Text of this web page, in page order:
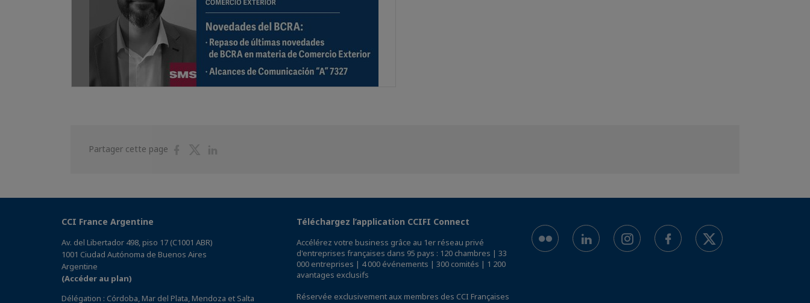
Partager cette page
PartagerPartager
CCI France Argentine
Av. del Libertador 498, piso 17 (C1001 ABR)
1001 Ciudad Autónoma de Buenos Aires
Argentine
(Accéder au plan)
Délégation : Córdoba, Mar del Plata, Mendoza et Salta
Téléchargez l’application CCIFI Connect
Accélérez votre business grâce au 1er réseau privé
d'entreprises françaises dans 95 pays : 120 chambres | 33
000 entreprises | 4 000 événements | 300 comités | 1 200
avantages exclusifs
Réservée exclusivement aux membres des CCI Françaises